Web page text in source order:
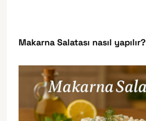
Makarna Salatası nasıl yapılır?